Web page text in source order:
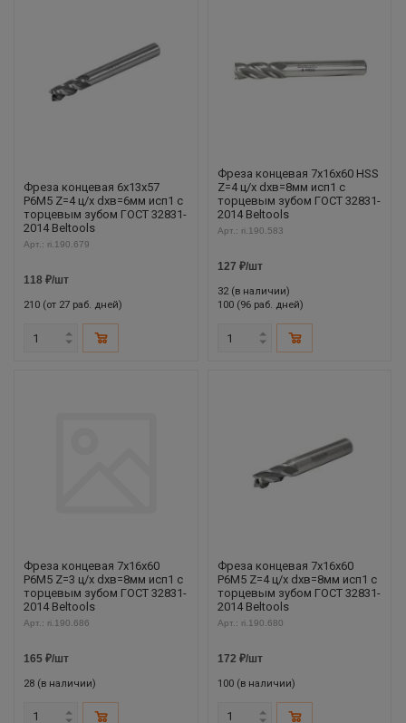
Фреза концевая 6х13х57
Р6М5 Z=4 ц/х dхв=6мм исп1 с
торцевым зубом ГОСТ 32831-
2014 Beltools
Арт.: ri.190.679
118 ₽/шт
210 (от 27 раб. дней)
Фреза концевая 7х16х60 HSS
Z=4 ц/х dхв=8мм исп1 с
торцевым зубом ГОСТ 32831-
2014 Beltools
Арт.: ri.190.583
127 ₽/шт
32 (в наличии)
100 (96 раб. дней)
Фреза концевая 7х16х60
Р6М5 Z=3 ц/х dхв=8мм исп1 с
торцевым зубом ГОСТ 32831-
2014 Beltools
Арт.: ri.190.686
165 ₽/шт
28 (в наличии)
Фреза концевая 7х16х60
Р6М5 Z=4 ц/х dхв=8мм исп1 с
торцевым зубом ГОСТ 32831-
2014 Beltools
Арт.: ri.190.680
172 ₽/шт
100 (в наличии)